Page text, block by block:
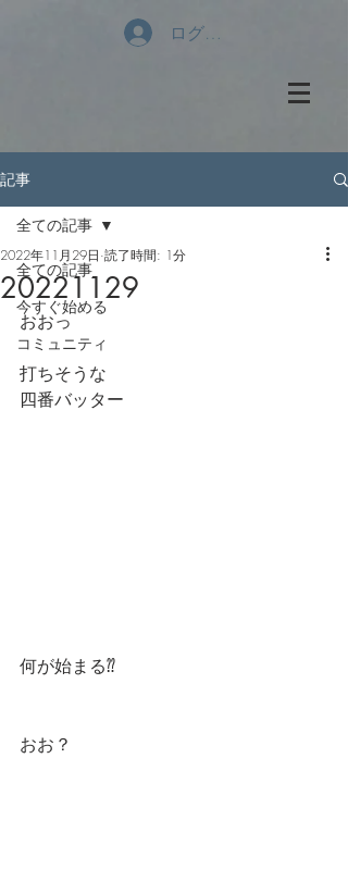
ログイン
記事
全ての記事
今すぐ始める
コミュニティ
全ての記事
20221129
2022年11月29日 読了時間: 1分
おおっ
打ちそうな
四番バッター
何が始まる⁇
おお？